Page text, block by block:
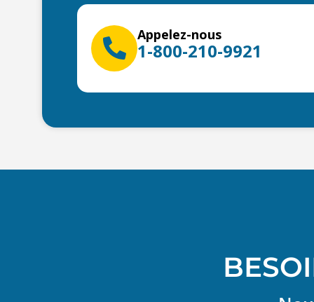
Appelez-nous
1-800-210-9921